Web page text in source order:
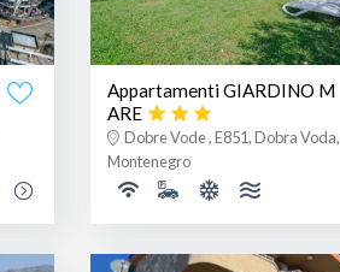
Appartamenti GIARDINO M
ARE
Dobre Vode , E851, Dobra Voda,
Montenegro